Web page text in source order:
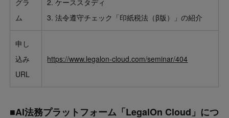
ム
法令遵守チェック「印紙税法（β版）」の紹介
申し
込み
URL
https://www.legalon-cloud.com/seminar/404
■AI法務プラットフォーム「LegalOn Cloud」につ